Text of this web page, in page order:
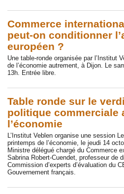
Commerce
peut-on conditionner
européen ?
Une table-ronde organisée par l’Institut
de l’économie autrement, à Dijon. Le
13h. Entrée libre.
Table ronde sur le
politique commerciale
l’économie
L’Institut Veblen organise une session
printemps de l’économie, le jeudi 14
Ministre délégué chargé du Commerce
Sabrina Robert-Cuendet, professeur de
Commission d’experts d’évaluation du
Gouvernement français.